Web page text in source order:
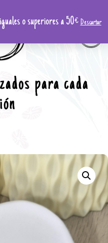
para cada
o superiores a 50€Descartar